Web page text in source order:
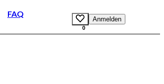
FAQ
0
Anmelden